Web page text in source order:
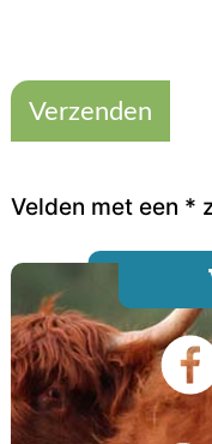
Velden met een *